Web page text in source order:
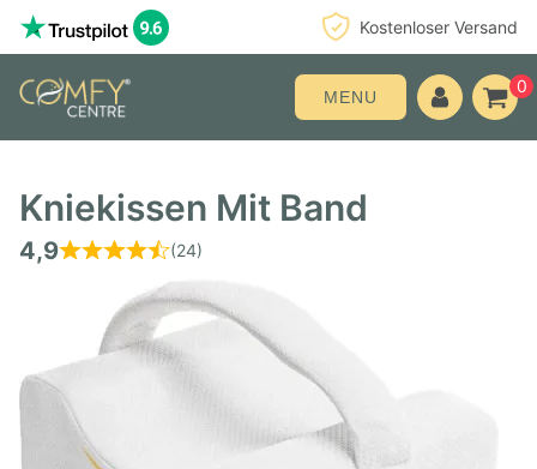
Kostenloser Versand
MENU
0
Kniekissen Mit Band
4,9 (24)